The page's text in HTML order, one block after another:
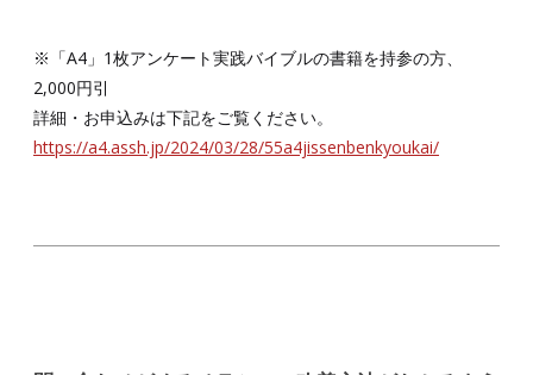
※「A4」1枚アンケート実践バイブルの書籍を持参の方、
2,000円引
詳細・お申込みは下記をご覧ください。
https://a4.assh.jp/2024/03/28/55a4jissenbenkyoukai/